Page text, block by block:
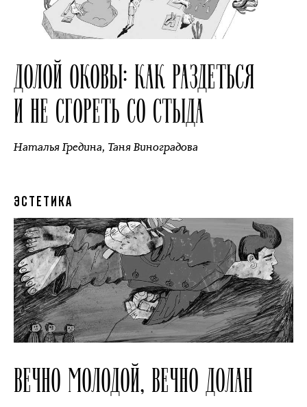
ДОЛОЙ ОКОВЫ: КАК РАЗДЕТЬСЯ
И НЕ СГОРЕТЬ СО СТЫДА
Наталья Гредина, Таня Виноградова
ЭСТЕТИКА
ВЕЧНО МОЛОДОЙ, ВЕЧНО ДОЛАН